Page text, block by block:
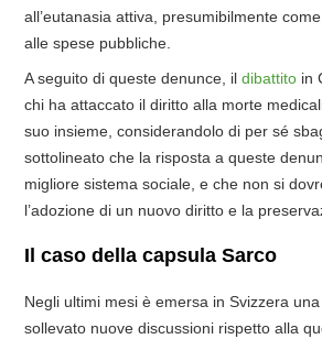
all’eutanasia attiva, presumibilmente
alle spese pubbliche.
A seguito di queste denunce, il dibattito in
chi ha attaccato il diritto alla morte
suo insieme, considerandolo di per sé
sottolineato che la risposta a queste
migliore sistema sociale, e che non si
l’adozione di un nuovo diritto e la
Il caso della capsula Sarco
Negli ultimi mesi è emersa in Svizzera
sollevato nuove discussioni rispetto alla